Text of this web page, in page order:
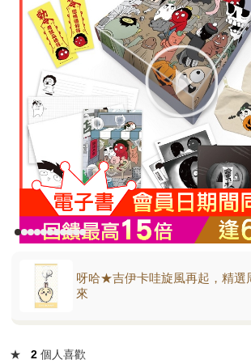
呀哈★吉伊卡哇旋風再起，精選
來
★ 2 個人喜歡